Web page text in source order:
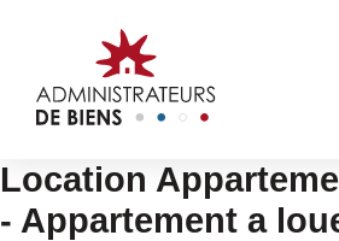
Location
- Appartement a